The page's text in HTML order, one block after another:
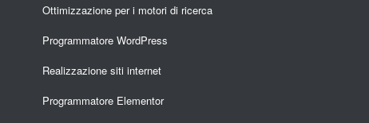
Ottimizzazione per i motori di ricerca
Programmatore WordPress
Realizzazione siti internet
Programmatore Elementor